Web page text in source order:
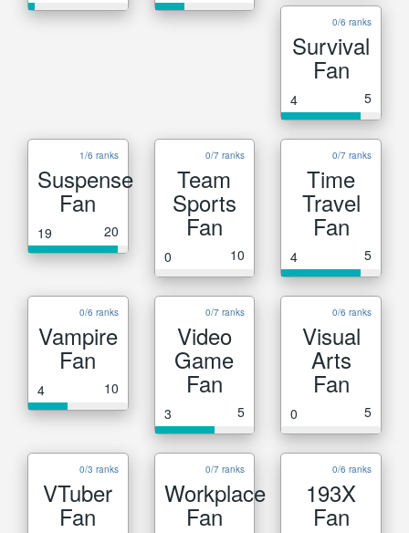
0/6 ranks
Survival
Fan
4 5
1/6 ranks
Suspense
Fan
19 20
0/7 ranks
Team
Sports
Fan
0 10
0/7 ranks
Time
Travel
Fan
4 5
0/6 ranks
Vampire
Fan
4 10
0/7 ranks
Video
Game
Fan
3 5
0/6 ranks
Visual
Arts
Fan
0 5
0/3 ranks
VTuber
Fan
0/7 ranks
Workplace
Fan
0/6 ranks
193X
Fan